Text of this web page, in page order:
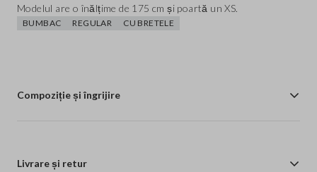
Modelul are o înălțime de 175 cm și poartă un XS.
BUMBAC REGULAR CU BRETELE
Compoziție și îngrijire
Livrare și retur